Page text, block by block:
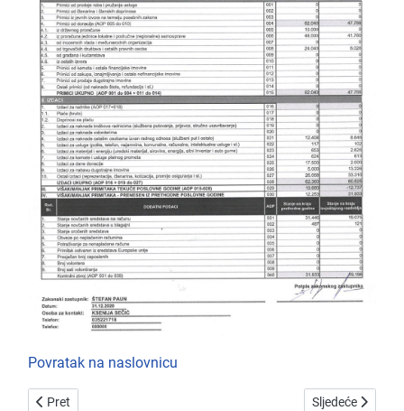
Povratak na naslovnicu
Prethodni članak: Financijski plan za 2021.g.
Pret Sljedeći članak:
Sljedeće